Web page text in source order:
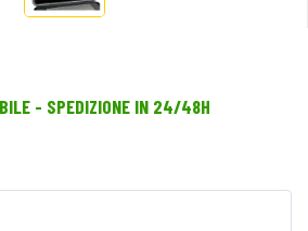
- SPEDIZIONE IN 24/48H